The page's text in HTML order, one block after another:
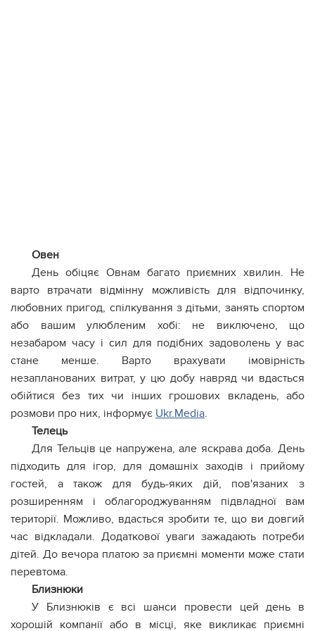
Овен
День обіцяє Овнам багато приємних хвилин. Не
варто втрачати відмінну можливість для відпочинку,
любовних пригод, спілкування з дітьми, занять спортом
або вашим улюбленим хобі: не виключено, що
незабаром часу і сил для подібних задоволень у вас
стане менше. Варто врахувати імовірність
незапланованих витрат, у цю добу навряд чи вдасться
обійтися без тих чи інших грошових вкладень, або
розмови про них, інформує Ukr.Media.
Телець
Для Тельців це напружена, але яскрава доба. День
підходить для ігор, для домашніх заходів і прийому
гостей, а також для будь-яких дій, пов'язаних з
розширенням і облагороджуванням підвладної вам
території. Можливо, вдасться зробити те, що ви довгий
час відкладали. Додаткової уваги зажадають потреби
дітей. До вечора платою за приємні моменти може стати
перевтома.
Близнюки
У Близнюків є всі шанси провести цей день в
хорошій компанії або в місці, яке викликає приємні